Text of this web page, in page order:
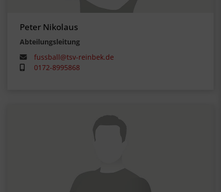
Peter Nikolaus
Abteilungsleitung
fussball@tsv-reinbek.de
0172-8995868